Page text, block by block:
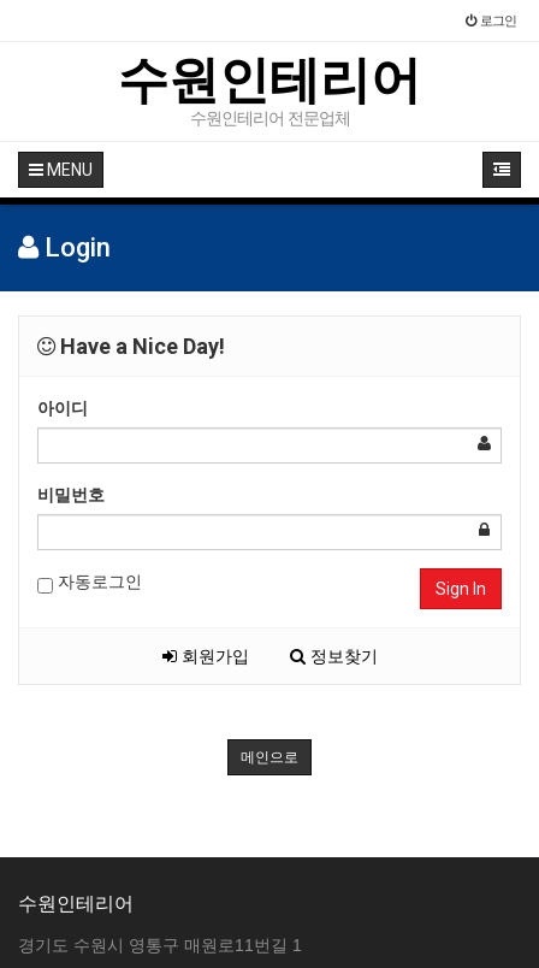
로그인
수원인테리어
수원인테리어 전문업체
MENU
Login
Have a Nice Day!
아이디
비밀번호
자동로그인 Sign In
회원가입 정보찾기
메인으로
수원인테리어
경기도 수원시 영통구 매원로11번길 1